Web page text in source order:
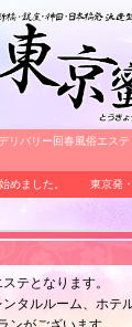
リバリー回春風俗エス
ました。 東京発・
テとなります。
タルルーム、ホテ